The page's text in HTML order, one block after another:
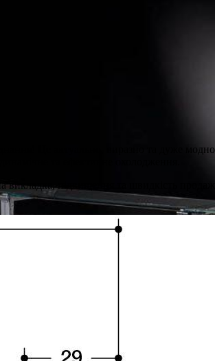
Це актуально, виразно та дуже
підвищення та швидкість